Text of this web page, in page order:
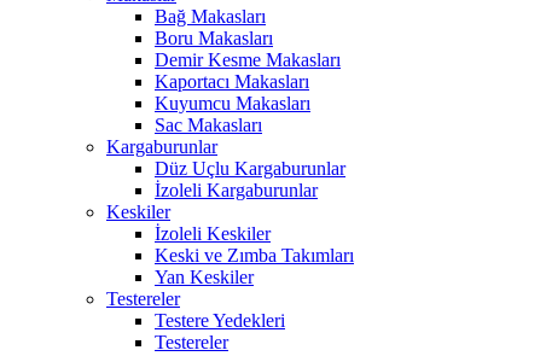
Bağ Makasları
Boru Makasları
Demir Kesme Makasları
Kaportacı Makasları
Kuyumcu Makasları
Sac Makasları
Kargaburunlar
Düz Uçlu Kargaburunlar
İzoleli Kargaburunlar
Keskiler
İzoleli Keskiler
Keski ve Zımba Takımları
Yan Keskiler
Testereler
Testere Yedekleri
Testereler